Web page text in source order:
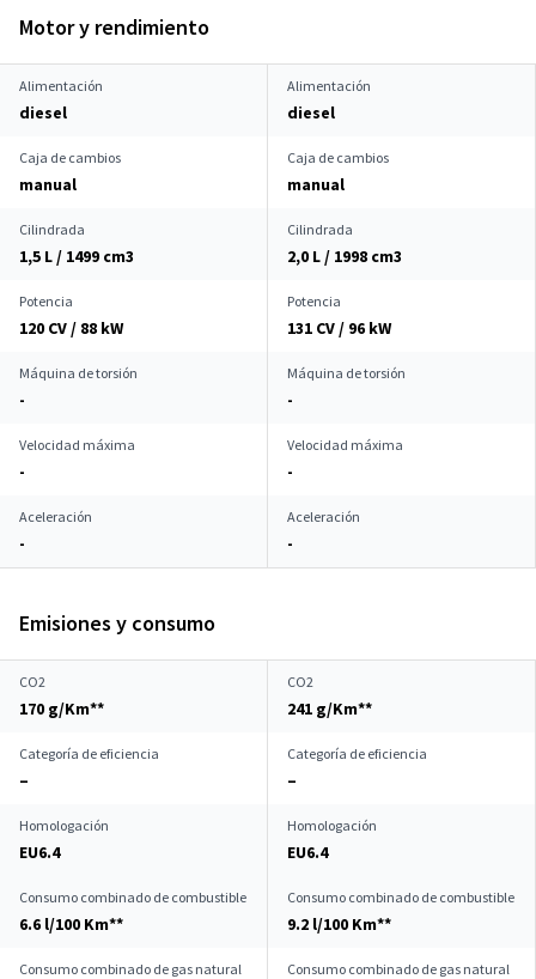
Motor y rendimiento
Alimentación
diesel
Alimentación
diesel
Caja de cambios
manual
Caja de cambios
manual
Cilindrada
1,5 L / 1499 cm3
Cilindrada
2,0 L / 1998 cm3
Potencia
120 CV / 88 kW
Potencia
131 CV / 96 kW
Máquina de torsión
-
Máquina de torsión
-
Velocidad máxima
-
Velocidad máxima
-
Aceleración
-
Aceleración
-
Emisiones y consumo
CO2
170 g/Km**
CO2
241 g/Km**
Categoría de eficiencia
–
Categoría de eficiencia
–
Homologación
EU6.4
Homologación
EU6.4
Consumo combinado de combustible
6.6 l/100 Km**
Consumo combinado de combustible
9.2 l/100 Km**
Consumo combinado de gas natural Consumo combinado de gas natural